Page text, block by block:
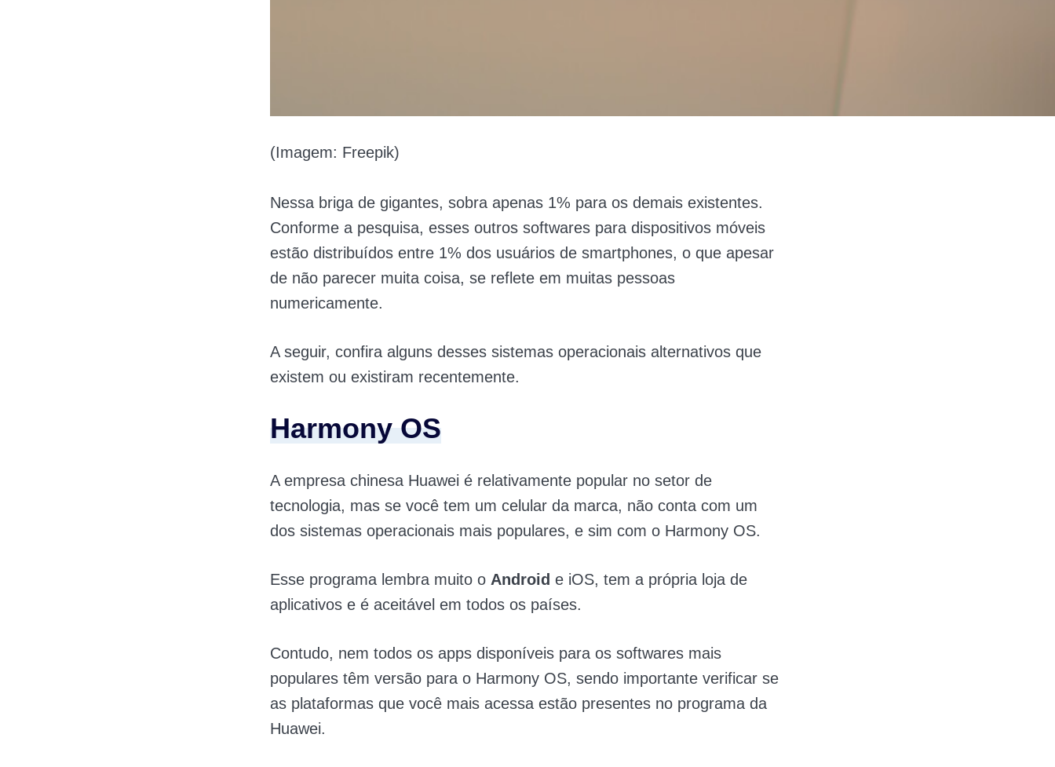
(Imagem: Freepik)
Nessa briga de gigantes, sobra apenas 1% para os demais existentes.
Conforme a pesquisa, esses outros softwares para dispositivos móveis
estão distribuídos entre 1% dos usuários de smartphones, o que apesar
de não parecer muita coisa, se reflete em muitas pessoas
numericamente.
A seguir, confira alguns desses sistemas operacionais alternativos que
existem ou existiram recentemente.
Harmony OS
A empresa chinesa Huawei é relativamente popular no setor de
tecnologia, mas se você tem um celular da marca, não conta com um
dos sistemas operacionais mais populares, e sim com o Harmony OS.
Esse programa lembra muito o Android e iOS, tem a própria loja de
aplicativos e é aceitável em todos os países.
Contudo, nem todos os apps disponíveis para os softwares mais
populares têm versão para o Harmony OS, sendo importante verificar se
as plataformas que você mais acessa estão presentes no programa da
Huawei.